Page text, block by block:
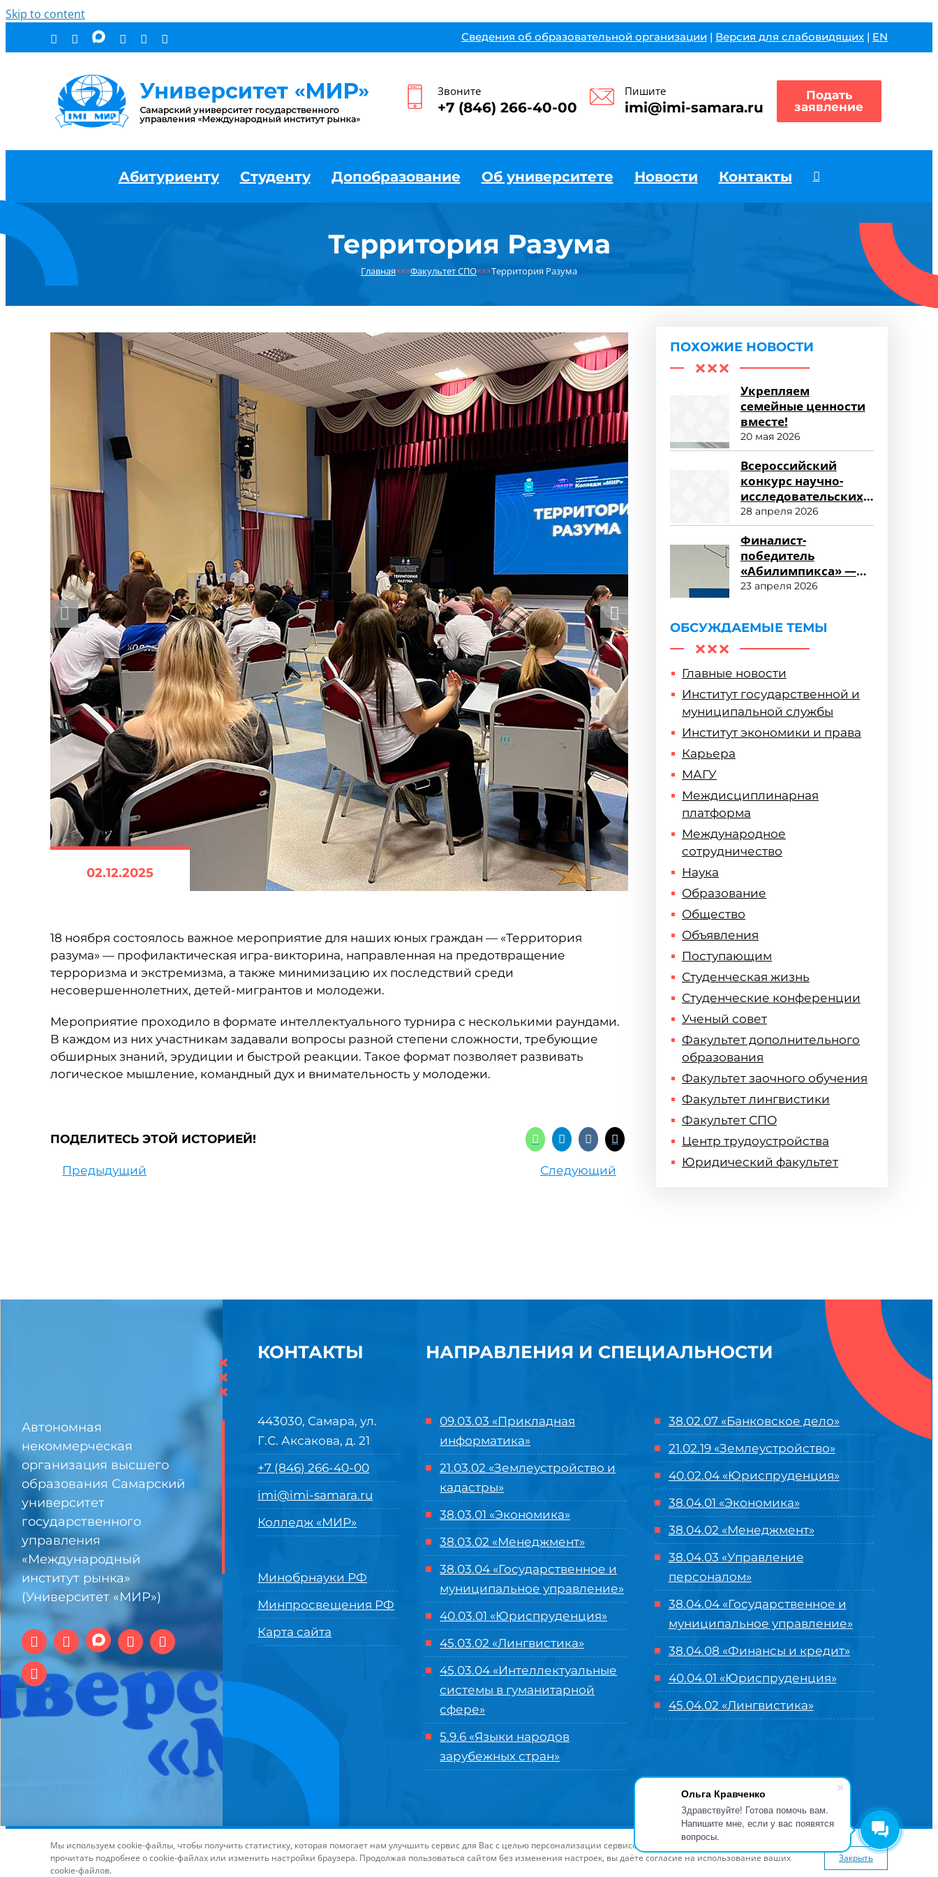
Ольга Кравченко
Здравствуйте! Готова помочь вам.
Напишите мне, если у вас появятся
вопросы.
Skip to content
Сведения об образовательной организации | Версия для слабовидящих | EN
Звоните
+7 (846) 266-40-00
Пишите
imi@imi-samara.ru
Подать
заявление
Абитуриенту Студенту Допобразование Об университете Новости Контакты
Территория Разума
Главная×××Факультет СПО×××Территория Разума
02.12.2025
18 ноября состоялось важное мероприятие для наших юных граждан — «Территория
разума» — профилактическая игра-викторина, направленная на предотвращение
терроризма и экстремизма, а также минимизацию их последствий среди
несовершеннолетних, детей-мигрантов и молодежи.
Мероприятие проходило в формате интеллектуального турнира с несколькими раундами.
В каждом из них участникам задавали вопросы разной степени сложности, требующие
обширных знаний, эрудиции и быстрой реакции. Такое формат позволяет развивать
логическое мышление, командный дух и внимательность у молодежи.
ПОДЕЛИТЕСЬ ЭТОЙ ИСТОРИЕЙ!
Предыдущий Следующий
ПОХОЖИЕ НОВОСТИ
Укрепляем
семейные ценности
вместе!
20 мая 2026
Всероссийский
конкурс научно-
исследовательских
работ «Научный
потенциал СПО»
28 апреля 2026
Финалист-
победитель
«Абилимпикса» —
студент ФСПО
23 апреля 2026
ОБСУЖДАЕМЫЕ ТЕМЫ
Главные новости
Институт государственной и
муниципальной службы
Институт экономики и права
Карьера
МАГУ
Междисциплинарная
платформа
Международное
сотрудничество
Наука
Образование
Общество
Объявления
Поступающим
Студенческая жизнь
Студенческие конференции
Ученый совет
Факультет дополнительного
образования
Факультет заочного обучения
Факультет лингвистики
Факультет СПО
Центр трудоустройства
Юридический факультет
Автономная
некоммерческая
организация высшего
образования Самарский
университет
государственного
управления
«Международный
институт рынка»
(Университет «МИР»)
×
×
×
КОНТАКТЫ
443030, Самара, ул.
Г.С. Аксакова, д. 21
+7 (846) 266-40-00
imi@imi-samara.ru
Колледж «МИР»
Минобрнауки РФ
Минпросвещения РФ
Карта сайта
НАПРАВЛЕНИЯ И СПЕЦИАЛЬНОСТИ
09.03.03 «Прикладная
информатика»
21.03.02 «Землеустройство и
кадастры»
38.03.01 «Экономика»
38.03.02 «Менеджмент»
38.03.04 «Государственное и
муниципальное управление»
40.03.01 «Юриспруденция»
45.03.02 «Лингвистика»
45.03.04 «Интеллектуальные
системы в гуманитарной
сфере»
5.9.6 «Языки народов
зарубежных стран»
38.02.07 «Банковское дело»
21.02.19 «Землеустройство»
40.02.04 «Юриспруденция»
38.04.01 «Экономика»
38.04.02 «Менеджмент»
38.04.03 «Управление
персоналом»
38.04.04 «Государственное и
муниципальное управление»
38.04.08 «Финансы и кредит»
40.04.01 «Юриспруденция»
45.04.02 «Лингвистика»
| Разработка и продвижение в
Центре цифровых
технологий и интернет-маркетинга Университета «МИР»| Иконки разработаны студиейFreepikдля сайтаwww.flaticon.com
Page load link
Мы используем cookie-файлы, чтобы получить статистику, которая помогает нам улучшить сервис для Вас с целью персонализации сервисов и предложений. Вы можете
прочитать подробнее о cookie-файлах или изменить настройки браузера. Продолжая пользоваться сайтом без изменения настроек, вы даёте согласие на использование ваших
cookie-файлов.
Закрыть